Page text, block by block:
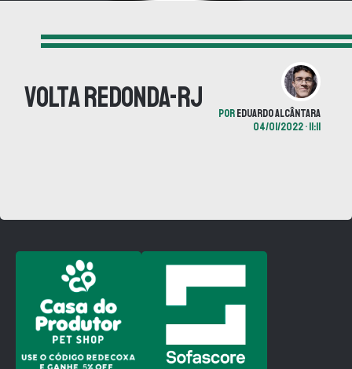
Volta Redonda-RJ POREDUARDO ALCÂNTARA
04/01/2022 • 11:11